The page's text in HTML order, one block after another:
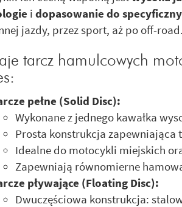
i dopasowanie do
jazdy, przez sport, aż po off-road.
tarcz hamulcowych
pełne (Solid Disc):
Wykonane z jednego kawałka
Prosta konstrukcja zapewniająca
Idealne do motocykli miejskich
Zapewniają równomierne
pływające (Floating Disc):
Dwuczęściowa konstrukcja: